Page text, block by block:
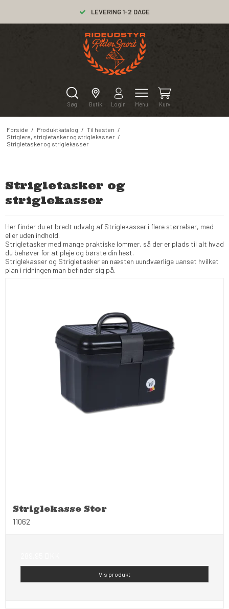
LEVERING 1-2 DAGE
Søg Butik Login Menu Kurv
Forside / Produktkatalog / Til hesten /
Striglere, strigletasker og striglekasser /
Strigletasker og striglekasser
Strigletasker og
striglekasser
Her finder du et bredt udvalg af Striglekasser i flere størrelser, med
eller uden indhold.
Strigletasker med mange praktiske lommer, så der er plads til alt hvad
du behøver for at pleje og børste din hest.
Striglekasser og Strigletasker en næsten uundværlige uanset hvilket
plan i ridningen man befinder sig på.
Striglekasse Stor
11062
Vis produkt